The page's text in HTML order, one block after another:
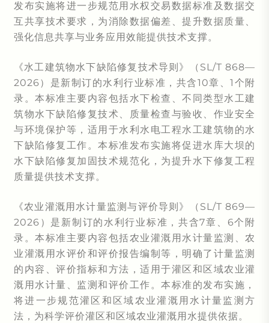
发布实施将进一步规范用水权交易数据标准及数据交
互共享技术要求，为消除数据偏差、提升数据质量、
强化信息共享与业务应用效能提供技术支撑。
《水工建筑物水下缺陷修复技术导则》（SL/T 868—
2026）是新制订的水利行业标准，共含10章、1个附
录。本标准主要内容包括水下检查、不同类型水工建
筑物水下缺陷修复技术、质量检查与验收、作业安全
与环境保护等，适用于水利水电工程水工建筑物的水
下缺陷修复工作。本标准发布实施将促进水库大坝的
水下缺陷修复加固技术规范化，为提升水下修复工程
质量提供技术支撑。
《农业灌溉用水计量监测与评价导则》（SL/T 869—
2026）是新制订的水利行业标准，共含7章、6个附
录。本标准主要内容包括农业灌溉用水计量监测、农
业灌溉用水评价和评价报告编制等，明确了计量监测
的内容、评价指标和方法，适用于灌区和区域农业灌
溉用水计量、监测和评价工作。本标准的发布实施，
将进一步规范灌区和区域农业灌溉用水计量监测方
法，为科学评价灌区和区域农业灌溉用水提供依据。